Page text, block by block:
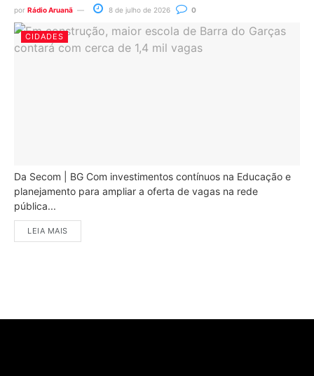
por Rádio Aruanã 8 de julho de 2026 0
CIDADES
Da Secom | BG Com investimentos contínuos na Educação e
planejamento para ampliar a oferta de vagas na rede
pública...
LEIA MAIS